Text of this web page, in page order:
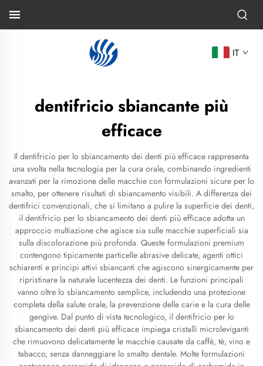
IT
dentifricio sbiancante più
efficace
Il dentifricio per lo sbiancamento dei denti più efficace rappresenta
una svolta nella tecnologia per la cura orale, combinando ingredienti
avanzati per la rimozione delle macchie con formulazioni sicure per lo
smalto, per ottenere risultati di sbiancamento visibili. A differenza dei
dentifrici convenzionali, che si limitano a pulire la superficie dei denti,
il dentifricio per lo sbiancamento dei denti più efficace adotta un
approccio multiazione che agisce sia sulle macchie superficiali sia
sulla discolorazione più profonda. Queste formulazioni premium
contengono tipicamente particelle abrasive delicate, agenti ottici
schiarenti e principi attivi sbiancanti che agiscono sinergicamente per
ripristinare la naturale lucentezza dei denti. Le funzioni principali
vanno oltre lo sbiancamento semplice, includendo una protezione
completa della salute orale, la prevenzione delle carie e la cura delle
gengive. Dal punto di vista tecnologico, il dentifricio per lo
sbiancamento dei denti più efficace impiega cristalli microleviganti
che rimuovono delicatamente le macchie causate da caffè, tè, vino e
tabacco, senza danneggiare lo smalto dentale. Molte formulazioni